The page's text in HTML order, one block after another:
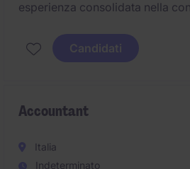
esperienza consolidata nella
professionale qualificato e ad
progettualità di maggiore
Candidati
Accountant
Italia
Indeterminato